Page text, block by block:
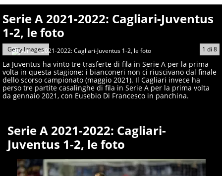
Serie A 2021-2022: Cagliari-Juventus
1-2, le foto
1 di 8
Getty Images
La Juventus ha vinto tre trasferte di fila in Serie A per la prima
volta in questa stagione; i bianconeri non ci riuscivano dal finale
dello scorso campionato (maggio 2021). Il Cagliari invece ha
perso tre partite casalinghe di fila in Serie A per la prima volta
da gennaio 2021, con Eusebio Di Francesco in panchina.
Serie A 2021-2022: Cagliari-
Juventus 1-2, le foto